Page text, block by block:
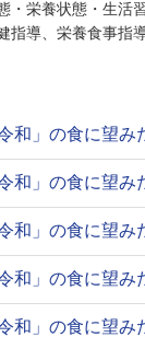
・栄養状態・生活
導、栄養食事指
和」の食に望
和」の食に望
和」の食に望
和」の食に望
和」の食に望